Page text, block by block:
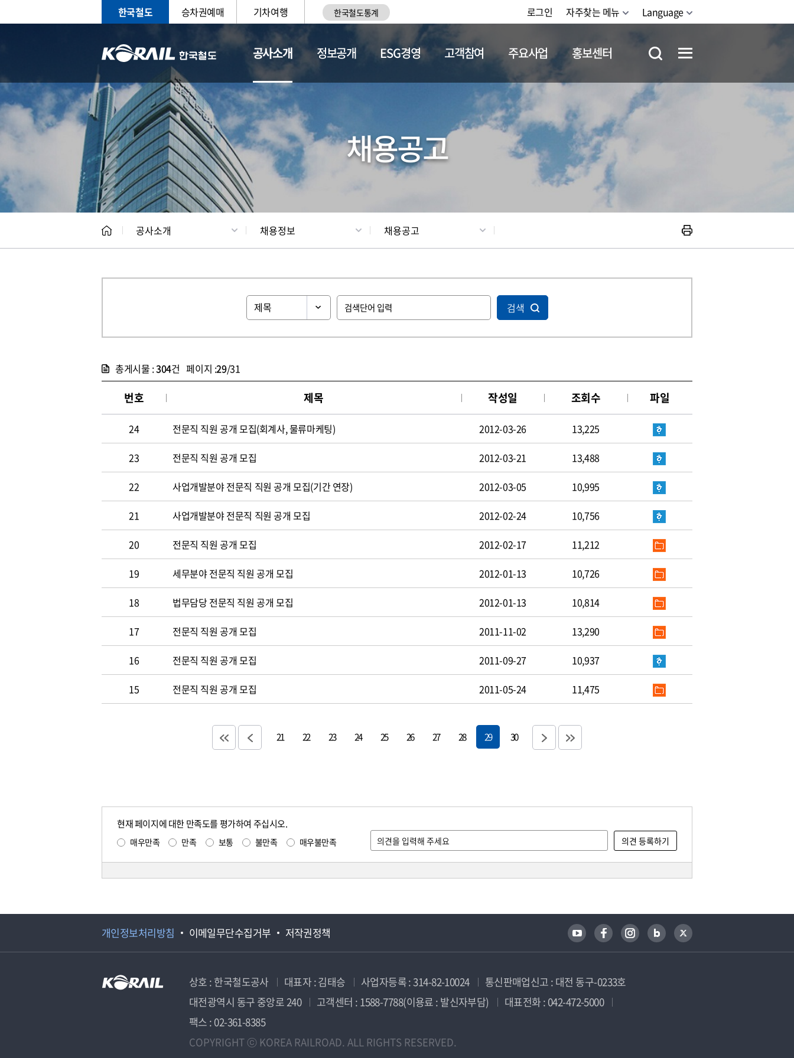
한국철도 승차권예매 기차여행 한국철도통계 로그인 자주찾는 메뉴 Language
공사소개
CEO 일반현황 채용정보
정보공개 ESG경영 고객참여 주요사업 홍보센터
채용공고
공사소개 채용정보 채용공고
검색
총게시물 :304건 페이지 :29/31
번호 제목 작성일 조회수 파일
24 전문직 직원 공개 모집(회계사, 물류마케팅) 2012-03-26 13,225
23 전문직 직원 공개 모집 2012-03-21 13,488
22 사업개발분야 전문직 직원 공개 모집(기간 연장) 2012-03-05 10,995
21 사업개발분야 전문직 직원 공개 모집 2012-02-24 10,756
20 전문직 직원 공개 모집 2012-02-17 11,212
19 세무분야 전문직 직원 공개 모집 2012-01-13 10,726
18 법무담당 전문직 직원 공개 모집 2012-01-13 10,814
17 전문직 직원 공개 모집 2011-11-02 13,290
16 전문직 직원 공개 모집 2011-09-27 10,937
15 전문직 직원 공개 모집 2011-05-24 11,475
21 22 23 24 25 26 27 28 29 30
현재 페이지에 대한 만족도를 평가하여 주십시오.
매우만족 만족 보통 불만족 매우불만족
개인정보처리방침 이메일무단수집거부 저작권정책
상호 : 한국철도공사 대표자 : 김태승 사업자등록 : 314-82-10024
통신판매업신고 : 대전 동구-0233호
대전광역시 동구 중앙로 240
고객센터 : 1588-7788(이용료 : 발신자부담)
대표전화 : 042-472-5000
팩스 : 02-361-8385
COPYRIGHT ⓒ KOREA RAILROAD. ALL RIGHTS RESERVED.